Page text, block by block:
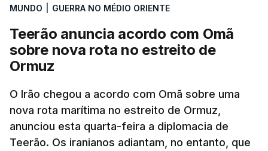
que já colaborou com a Administração norte-
americana em projetos no Médio Oriente,
nomeadamente no Iraque.
militar deverá ficar nos 60 por cento de
território de Gaza que Israel controla e a cerca
de 1,5 quilómetros da fronteira com Israel.
Permite, desta forma, uma extração rápida em
MUNDO GUERRA NO MÉDIO ORIENTE
Teerão anuncia acordo com Omã
sobre nova rota no estreito de
Ormuz
O Irão chegou a acordo com Omã sobre uma
nova rota marítima no estreito de Ormuz,
anunciou esta quarta-feira a diplomacia de
Teerão. Os iranianos adiantam, no entanto, que